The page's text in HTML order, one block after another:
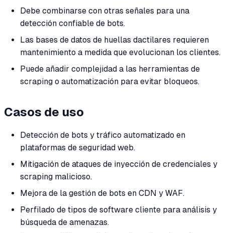
Debe combinarse con otras señales para una
detección confiable de bots.
Las bases de datos de huellas dactilares requieren
mantenimiento a medida que evolucionan los clientes.
Puede añadir complejidad a las herramientas de
scraping o automatización para evitar bloqueos.
Casos de uso
Detección de bots y tráfico automatizado en
plataformas de seguridad web.
Mitigación de ataques de inyección de credenciales y
scraping malicioso.
Mejora de la gestión de bots en CDN y WAF.
Perfilado de tipos de software cliente para análisis y
búsqueda de amenazas.